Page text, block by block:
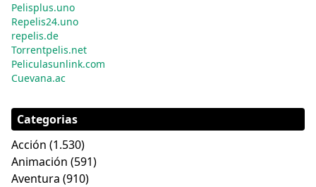
Pelisplus.uno
Repelis24.uno
repelis.de
Torrentpelis.net
Peliculasunlink.com
Cuevana.ac
Categorias
Acción (1.530)
Animación (591)
Aventura (910)